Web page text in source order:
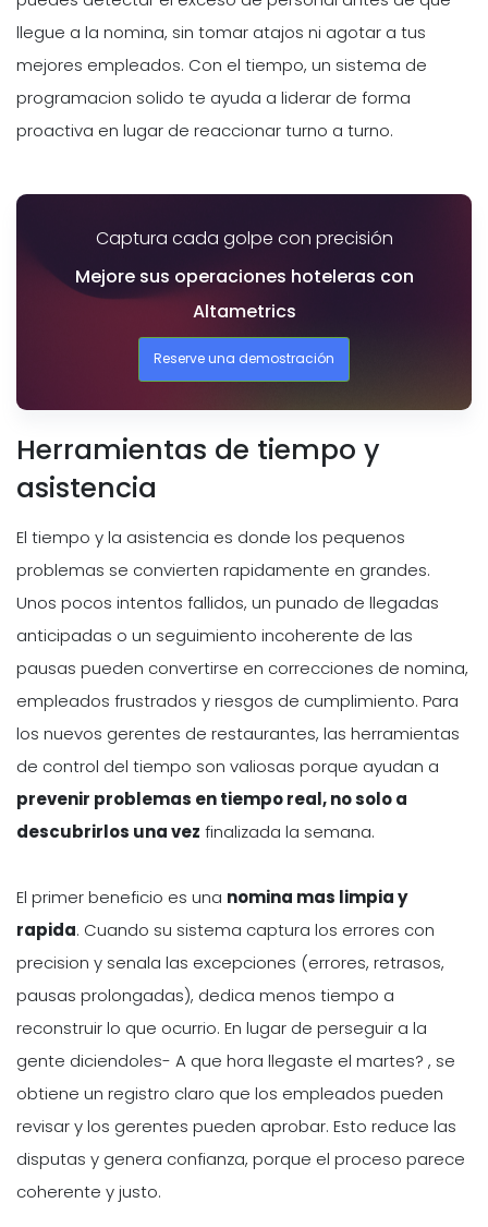
llegue a la nomina, sin tomar atajos ni agotar a tus
mejores empleados. Con el tiempo, un sistema de
programacion solido te ayuda a liderar de forma
proactiva en lugar de reaccionar turno a turno.
Captura cada golpe con precisión
Mejore sus operaciones hoteleras con
Altametrics
Reserve una demostración
Herramientas de tiempo y
asistencia
El tiempo y la asistencia es donde los pequenos
problemas se convierten rapidamente en grandes.
Unos pocos intentos fallidos, un punado de llegadas
anticipadas o un seguimiento incoherente de las
pausas pueden convertirse en correcciones de nomina,
empleados frustrados y riesgos de cumplimiento. Para
los nuevos gerentes de restaurantes, las herramientas
de control del tiempo son valiosas porque ayudan a
prevenir problemas en tiempo real, no solo a
descubrirlos una vez finalizada la semana.
El primer beneficio es una nomina mas limpia y
rapida. Cuando su sistema captura los errores con
precision y senala las excepciones (errores, retrasos,
pausas prolongadas), dedica menos tiempo a
reconstruir lo que ocurrio. En lugar de perseguir a la
gente diciendoles- A que hora llegaste el martes? , se
obtiene un registro claro que los empleados pueden
revisar y los gerentes pueden aprobar. Esto reduce las
disputas y genera confianza, porque el proceso parece
coherente y justo.